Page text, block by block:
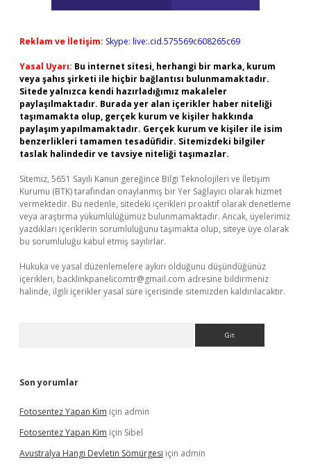
Reklam ve İletişim: Skype: live:.cid.575569c608265c69
Yasal Uyarı: Bu internet sitesi, herhangi bir marka, kurum
veya şahıs şirketi ile hiçbir bağlantısı bulunmamaktadır.
Sitede yalnızca kendi hazırladığımız makaleler
paylaşılmaktadır. Burada yer alan içerikler haber niteliği
taşımamakta olup, gerçek kurum ve kişiler hakkında
paylaşım yapılmamaktadır. Gerçek kurum ve kişiler ile isim
benzerlikleri tamamen tesadüfidir. Sitemizdeki bilgiler
taslak halindedir ve tavsiye niteliği taşımazlar.
Sitemiz, 5651 Sayılı Kanun gereğince Bilgi Teknolojileri ve İletişim
Kurumu (BTK) tarafından onaylanmış bir Yer Sağlayıcı olarak hizmet
vermektedir. Bu nedenle, sitedeki içerikleri proaktif olarak denetleme
veya araştırma yükümlülüğümüz bulunmamaktadır. Ancak, üyelerimiz
yazdıkları içeriklerin sorumluluğunu taşımakta olup, siteye üye olarak
bu sorumluluğu kabul etmiş sayılırlar.
Hukuka ve yasal düzenlemelere aykırı olduğunu düşündüğünüz
içerikleri, backlinkpanelicomtr@gmail.com adresine bildirmeniz
halinde, ilgili içerikler yasal süre içerisinde sitemizden kaldırılacaktır.
Son yorumlar
Fotosentez Yapan Kim için admin
Fotosentez Yapan Kim için Sibel
Avustralya Hangi Devletin Sömürgesi için admin